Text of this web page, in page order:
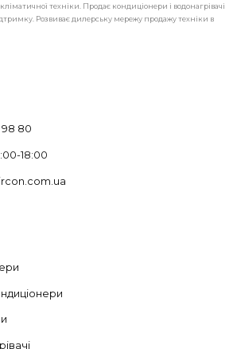
техніки. Продає кондиціонери і водонагрівачі
Розвиває дилерську мережу продажу техніки в
98 80
18:00